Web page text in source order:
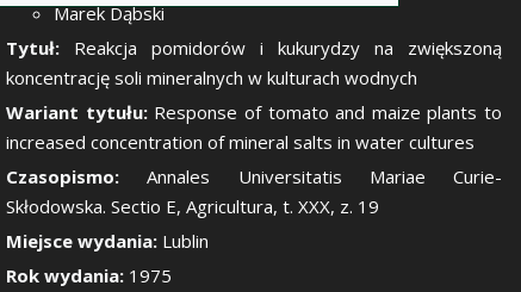
Marek Dąbski
Tytuł: Reakcja pomidorów i kukurydzy na zwiększoną
koncentrację soli mineralnych w kulturach wodnych
Wariant tytułu: Response of tomato and maize plants to
increased concentration of mineral salts in water cultures
Czasopismo:Annales Universitatis Mariae Curie-
Skłodowska. Sectio E, Agricultura, t. XXX, z. 19
Miejsce wydania: Lublin
Rok wydania: 1975